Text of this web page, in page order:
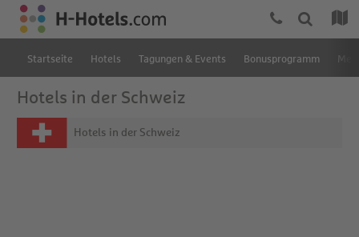
Startseite Hotels Tagungen & Events Bonusprogramm
Hotels in der Schweiz
Hotels in der Schweiz